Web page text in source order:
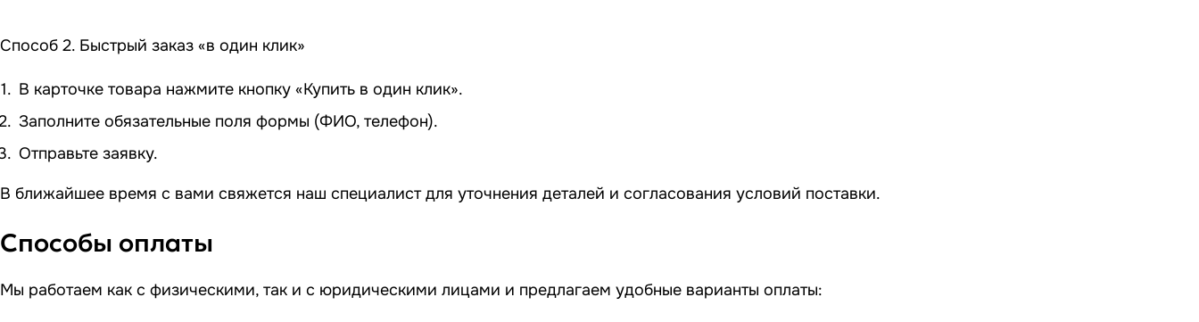
Способ 2. Быстрый заказ «в один клик»
В карточке товара нажмите кнопку «Купить в один клик».
Заполните обязательные поля формы (ФИО, телефон).
Отправьте заявку.
В ближайшее время с вами свяжется наш специалист для уточнения деталей и согласования условий поставки.
Способы оплаты
Мы работаем как с физическими, так и с юридическими лицами и предлагаем удобные варианты оплаты: